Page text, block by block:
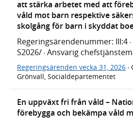
att stärka arbetet med att
våld mot barn respektive
skolgång för barn i skyddat
Regeringsärendenummer: III:4 ·
S2026/ · Ansvarig
Regeringsärenden vecka 31, 2026 ·
Grönvall, Socialdepartementet
En uppväxt fri från våld –
förebygga och bekämpa våld